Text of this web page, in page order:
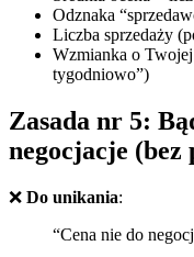
Odznaka
Liczba sprzedaży
Wzmianka o
tygodniowo”)
Zasada nr 5:
negocjacje (bez
❌ Do unikania:
“Cena nie do